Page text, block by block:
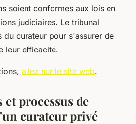
soient conformes aux lois en
judiciaires. Le tribunal
du curateur pour s'assurer de
leur efficacité.
allez sur le site web.
processus de
curateur privé